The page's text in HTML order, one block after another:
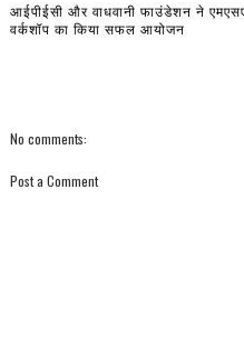
आईपीईसी और वाधवानी फाउंडेशन ने
वर्कशॉप का किया सफल आयोजन
No comments:
Post a Comment